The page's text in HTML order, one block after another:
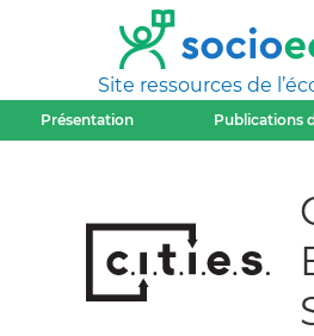
Site ressources de
Présentation Publications